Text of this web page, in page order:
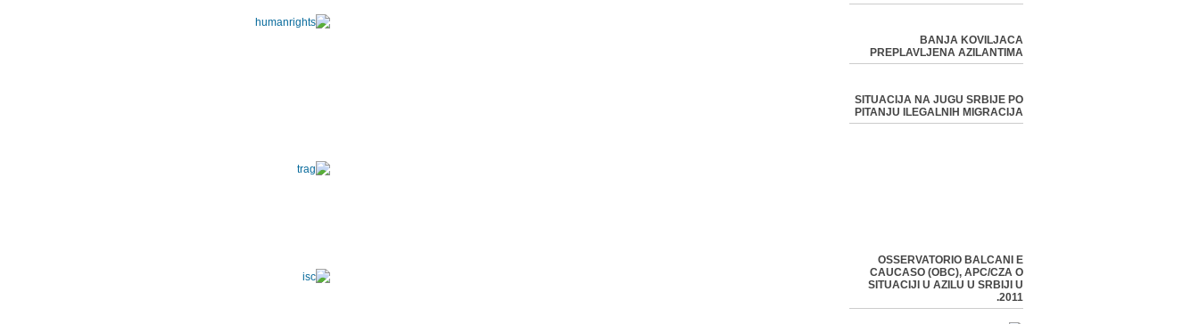
BANJA KOVILJACA
PREPLAVLJENA AZILANTIMA
SITUACIJA NA JUGU SRBIJE PO
PITANJU ILEGALNIH MIGRACIJA
OSSERVATORIO BALCANI E
CAUCASO (OBC), APC/CZA O
SITUACIJI U AZILU U SRBIJI U
2011.